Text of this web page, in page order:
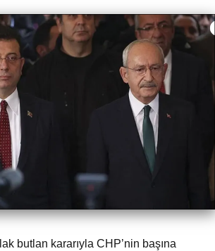
butlan kararıyla CHP’nin başına